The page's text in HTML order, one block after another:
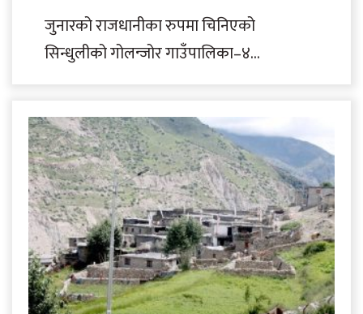
जुनारको राजधानीका रुपमा चिनिएको
सिन्धुलीको गोलन्जोर गाउँपालिका–४